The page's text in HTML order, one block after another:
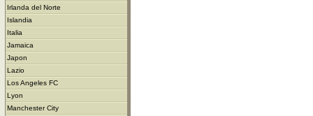
Irlanda del Norte
Islandia
Italia
Jamaica
Japon
Lazio
Los Angeles FC
Lyon
Manchester City